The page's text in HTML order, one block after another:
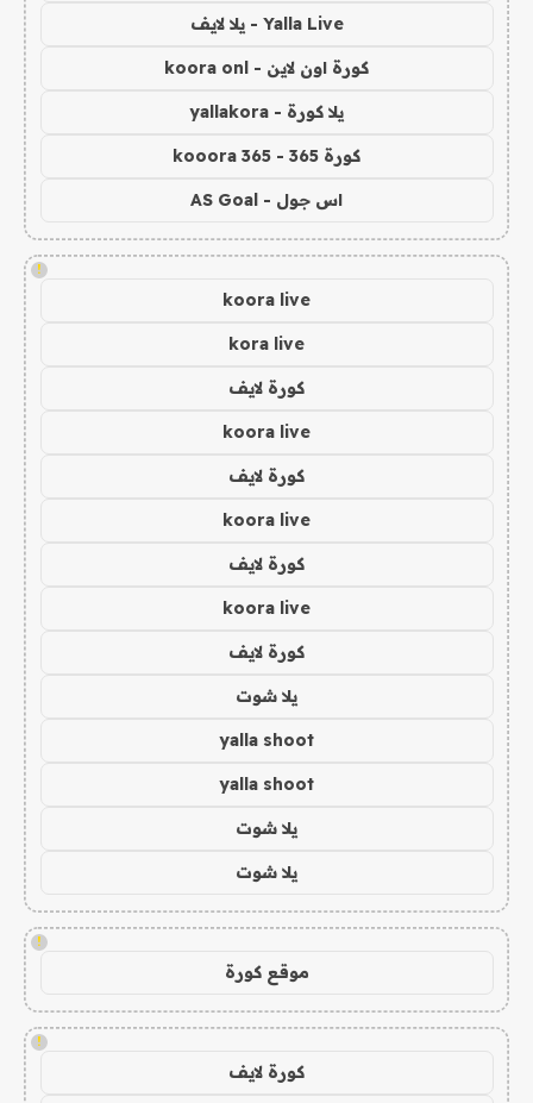
Yalla Live - يلا لايف
كورة اون لاين - koora onl
يلا كورة - yallakora
كورة 365 - kooora 365
اس جول - AS Goal
!
koora live
kora live
كورة لايف
koora live
كورة لايف
koora live
كورة لايف
koora live
كورة لايف
يلا شوت
yalla shoot
yalla shoot
يلا شوت
يلا شوت
!
موقع كورة
!
كورة لايف